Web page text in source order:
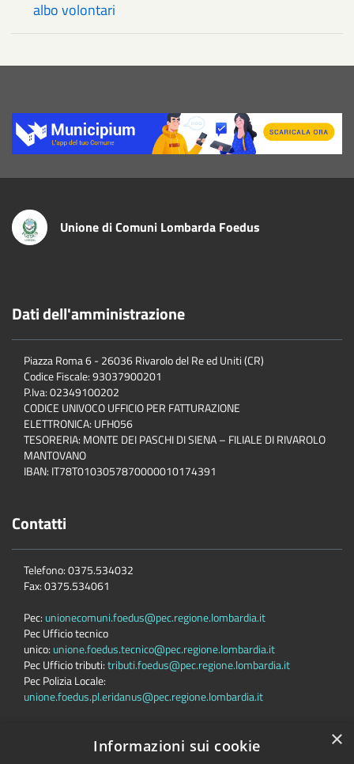
albo volontari
Title
Unione di Comuni Lombarda Foedus
Dati dell'amministrazione
Piazza Roma 6 - 26036 Rivarolo del Re ed Uniti (CR)
Codice Fiscale: 93037900201
P.Iva: 02349100202
CODICE UNIVOCO UFFICIO PER FATTURAZIONE
ELETTRONICA: UFH056
TESORERIA: MONTE DEI PASCHI DI SIENA – FILIALE DI RIVAROLO
MANTOVANO
IBAN: IT78T0103057870000010174391
Contatti
Telefono: 0375.534032
Fax: 0375.534061
Pec: unionecomuni.foedus@pec.regione.lombardia.it
Pec Ufficio tecnico
unico: unione.foedus.tecnico@pec.regione.lombardia.it
Pec Ufficio tributi:tributi.foedus@pec.regione.lombardia.it
Pec Polizia Locale:
unione.foedus.pl.eridanus@pec.regione.lombardia.it
×
Informazioni sui cookie